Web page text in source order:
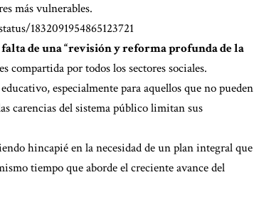
más vulnerables.
1832091954865123721
de una “revisión y reforma profunda de la
compartida por todos los sectores sociales.
especialmente para aquellos que no pueden
carencias del sistema público limitan sus
hincapié en la necesidad de un plan integral que
tiempo que aborde el creciente avance del